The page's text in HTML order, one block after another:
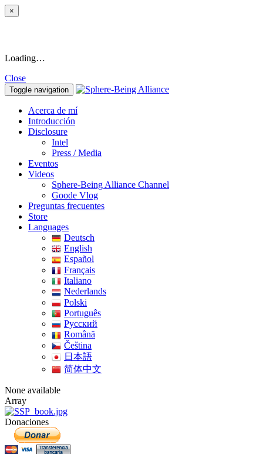
×
Loading…
Close
Toggle navigation
Acerca de mí
Introducción
Disclosure
Intel
Press / Media
Eventos
Videos
Sphere-Being Alliance Channel
Goode Vlog
Preguntas frecuentes
Store
Languages
Deutsch
English
Español
Français
Italiano
Nederlands
Polski
Português
Pусский
Română
Čeština
日本語
简体中文
None available
Array
Donaciones